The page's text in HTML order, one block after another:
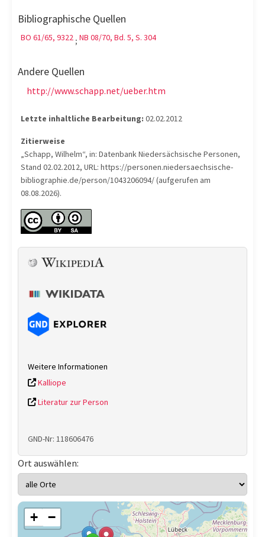
Bibliographische Quellen
BO 61/65, 9322 ; NB 08/70, Bd. 5, S. 304
Andere Quellen
http://www.schapp.net/ueber.htm
Letzte inhaltliche Bearbeitung: 02.02.2012
Zitierweise
„Schapp, Wilhelm“, in: Datenbank Niedersächsische Personen,
Stand 02.02.2012, URL: https://personen.niedersaechsische-
bibliographie.de/person/1043206094/ (aufgerufen am
08.08.2026).
Weitere Informationen
Kalliope
Literatur zur Person
GND-Nr: 118606476
Ort auswählen:
+ −